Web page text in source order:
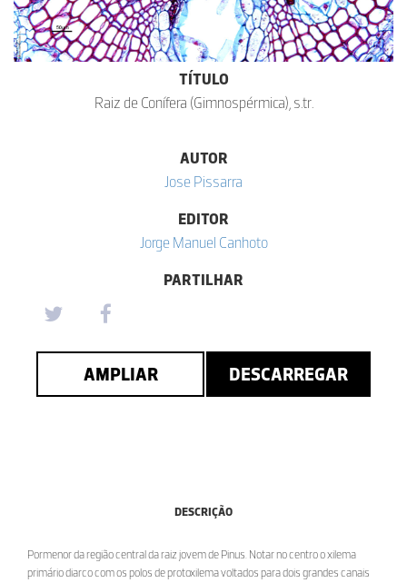
TÍTULO
Raiz de Conífera (Gimnospérmica), s.tr.
AUTOR
Jose Pissarra
EDITOR
Jorge Manuel Canhoto
PARTILHAR
AMPLIAR DESCARREGAR
DESCRIÇÃO
Pormenor da região central da raiz jovem de Pinus. Notar no centro o xilema
primário diarco com os polos de protoxilema voltados para dois grandes canais